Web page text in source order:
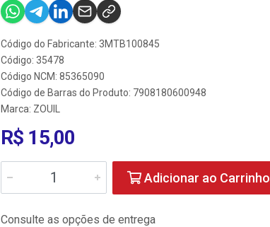
Código do Fabricante: 3MTB100845
Código: 35478
Código NCM: 85365090
Código de Barras do Produto: 7908180600948
Marca: ZOUIL
R$ 15,00
Adicionar ao Carrinho
Consulte as opções de entrega